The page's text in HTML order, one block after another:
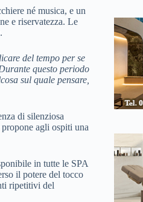
né musica, e un
e riservatezza. Le
del tempo per se
questo periodo
sul quale pensare,
di silenziosa
propone agli ospiti una
in tutte le SPA
il potere del tocco
ripetitivi del